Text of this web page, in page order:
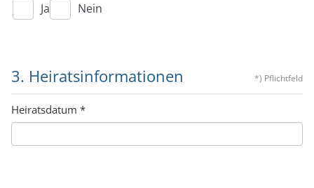
Ja Nein
3. Heiratsinformationen *) Pflichtfeld
Heiratsdatum *